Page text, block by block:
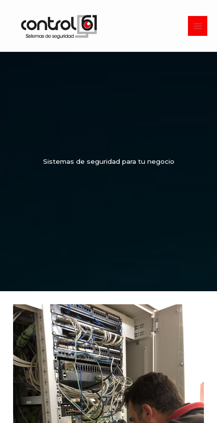
contenido
Sistemas de seguridad para tu negocio